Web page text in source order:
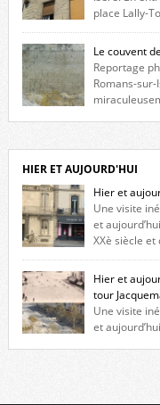
place Lally-
maison construite au XVIè
fenêtres jumelles à
niche qui contient une
Le couvent
Reportage
Romans-
l’histoire de la
retour sur l’histoire […]
HIER ET AUJOURD'HUI
Hier et
Une visite
et
XXè siècle
exactement dans le même
l’avenue Victor Hugo (à
Jules Pinet est inscrite dans
Hier et
tour
Une visite
et